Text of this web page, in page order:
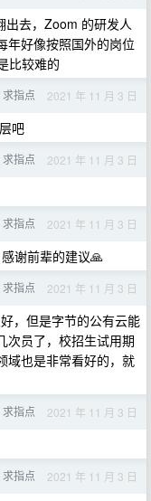
去，Zoom 的研发人
年好像按照国外的岗位
比较难的
指点 2021 年 11 月 3 日
吧
指点 2021 年 11 月 3 日
指点 2021 年 11 月 3 日
谢前辈的建议🙏
指点 2021 年 11 月 3 日
，但是字节的公有云能
次员了，校招生试用期
域也是非常看好的，就
指点 2021 年 11 月 3 日
指点 2021 年 11 月 3 日